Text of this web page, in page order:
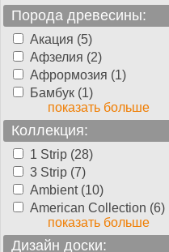
Порода древесины:
Акация (5)
Афзелия (2)
Афрормозия (1)
Бамбук (1)
показать больше
Коллекция:
1 Strip (28)
3 Strip (7)
Ambient (10)
American Collection (6)
показать больше
Дизайн доски: